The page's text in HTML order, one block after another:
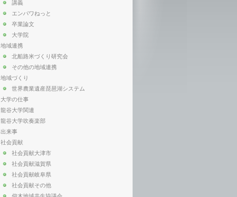
講義
エンパワねっと
卒業論文
大学院
地域連携
北船路米づくり研究会
その他の地域連携
地域づくり
世界農業遺産琵琶湖システム
大学の仕事
龍谷大学関連
龍谷大学吹奏楽部
出来事
社会貢献
社会貢献大津市
社会貢献滋賀県
社会貢献岐阜県
社会貢献その他